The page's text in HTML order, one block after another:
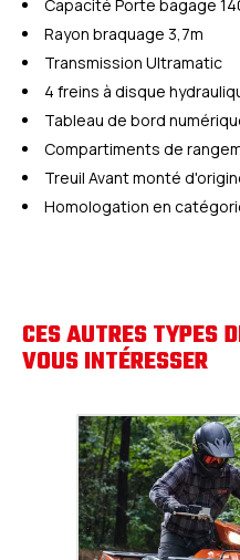
Capacité Porte bagage
Rayon braquage 3,7m
Transmission Ultramatic
4 freins à disque
Tableau de bord
Compartiments de
Treuil Avant monté
Homologation en
CES AUTRES TYPES
VOUS INTÉRESSER